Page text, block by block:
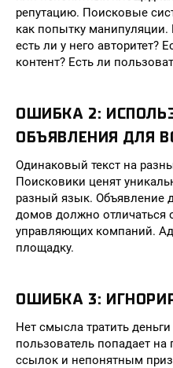
репутацию. Поисковые
как попытку манипуляции.
есть ли у него авторитет?
контент? Есть ли
ОШИБКА 2:
ОБЪЯВЛЕНИЯ ДЛЯ
Одинаковый текст на
Поисковики ценят
разный язык. Объявление
домов должно отличаться
управляющих компаний.
площадку.
ОШИБКА 3:
Нет смысла тратить
пользователь попадает на
ссылок и непонятным